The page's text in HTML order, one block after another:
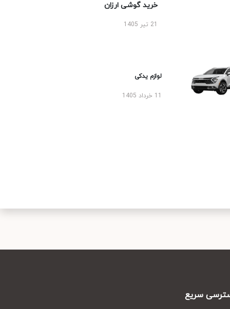
خرید گوشی ارزان
لوازم یدکی
سریع